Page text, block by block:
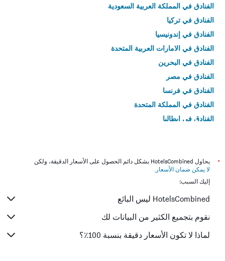
الفنادق في المملكة العربية السعودية
الفنادق في تركيا
الفنادق في إندونيسيا
الفنادق في الامارات العربية المتحدة
الفنادق في البحرين
الفنادق في مصر
الفنادق في فرنسا
الفنادق في المملكة المتحدة
الفنادق في إيطاليا
*
يحاول HotelsCombined بشكل دائم الحصول على الأسعار الدقيقة، ولكن
لا يمكن ضمان الأسعار .
إليك السبب:
HotelsCombined ليس البائع
نقوم بتجميع الكثير من البيانات لك
لماذا لا تكون الأسعار دقيقة بنسبة 100٪؟